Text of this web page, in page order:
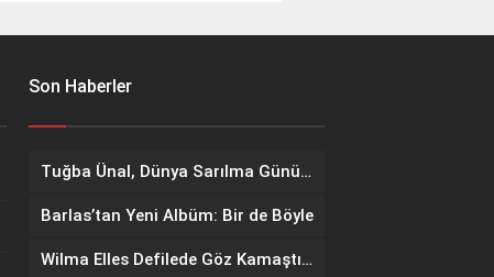
Son Haberler
Tuğba Ünal, Dünya Sarılma Günü kapsamında hayranlarıyla buluştu
Barlas’tan Yeni Albüm: Bir de Böyle
Wilma Elles Defilede Göz Kamaştırdı, Kuliste Oğlunu Uyuttu